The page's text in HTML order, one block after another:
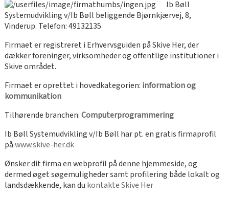
Ib Bøll
Systemudvikling v/Ib Bøll beliggende Bjørnkjærvej, 8,
Vinderup. Telefon: 49132135
Firmaet er registreret i Erhvervsguiden på Skive Her, der
dækker foreninger, virksomheder og offentlige institutioner i
Skive området.
Firmaet er oprettet i hovedkategorien: information og
kommunikation
Tilhørende branchen:Computerprogrammering
Ib Bøll Systemudvikling v/Ib Bøll har pt. en gratis firmaprofil
påwww.skive-her.dk
Ønsker dit firma en webprofil på denne hjemmeside, og
dermed øget søgemuligheder samt profilering både lokalt og
landsdækkende, kan du kontakte Skive Her